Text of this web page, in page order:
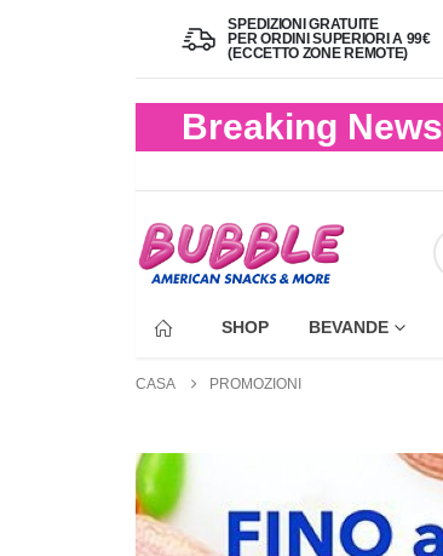
SPEDIZIONI GRATUITE
PER ORDINI SUPERIORI A 99€
(ECCETTO ZONE REMOTE)
Breaking News
SHOP BEVANDE
CASA PROMOZIONI